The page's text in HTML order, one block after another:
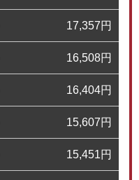
17,357円
16,508円
16,404円
15,607円
15,451円